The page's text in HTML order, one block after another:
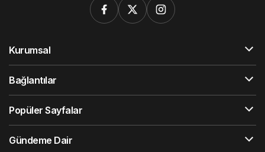
Kurumsal
Bağlantılar
Popüler Sayfalar
Gündeme Dair